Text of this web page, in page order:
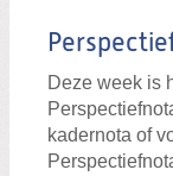
Deze week is
kadernota of